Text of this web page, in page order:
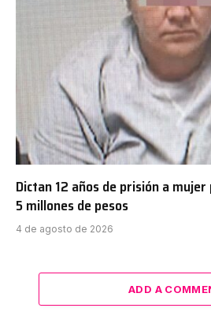
Dictan 12 años de prisión a
5 millones de pesos
4 de agosto de 2026
ADD A